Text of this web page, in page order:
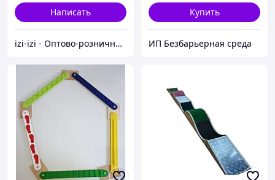
Написать
izi-izi - Оптово-розничный Склад - товары на заказ до двери! Cамые уникальные и полезные товары.
Купить
ИП Безбарьерная среда